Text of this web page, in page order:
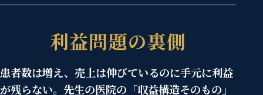
利益問題の裏側
患者数は増え、売上は伸びているのに手元に利益
が残らない。先生の医院の「収益構造そのもの」